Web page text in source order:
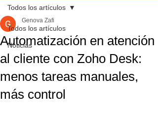
Todos los artículos
Noticias
Todos los artículos
Automatización en atención
al cliente con Zoho Desk:
menos tareas manuales,
más control
Genova Zafi